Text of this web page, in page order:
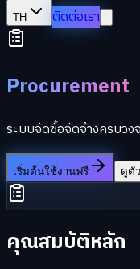
TH ติดต่อเรา
Procurement
ระบบจัดซื้อจัดจ้างครบวง
เริ่มต้นใช้งานฟรี ดูตั
คุณสมบัติหลัก